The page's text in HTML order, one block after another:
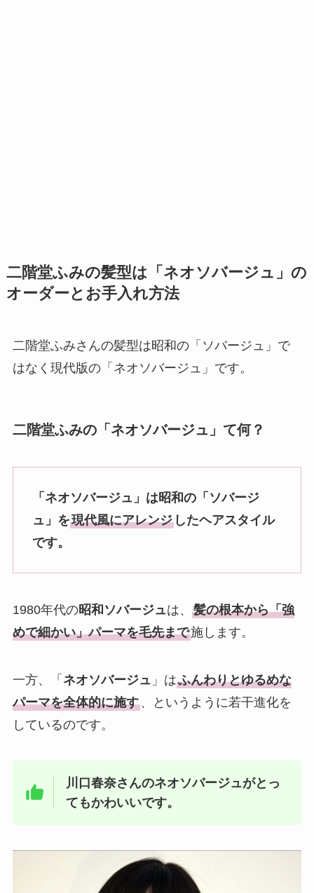
二階堂ふみの髪型は「ネオソバージュ」の
オーダーとお手入れ方法
二階堂ふみさんの髪型は昭和の「ソバージュ」で
はなく現代版の「ネオソバージュ」です。
二階堂ふみの「ネオソバージュ」て何？
「ネオソバージュ」は昭和の「ソバージ
ュ」を現代風にアレンジしたヘアスタイル
です。
1980年代の昭和ソバージュは、 髪の根本から「強
めで細かい」パーマを毛先まで施します。
一方、「 ネオソバージュ 」はふんわりとゆるめな
パーマを全体的に施す、というように若干進化を
しているのです。
川口春奈さんのネオソバージュがとっ
てもかわいいです。